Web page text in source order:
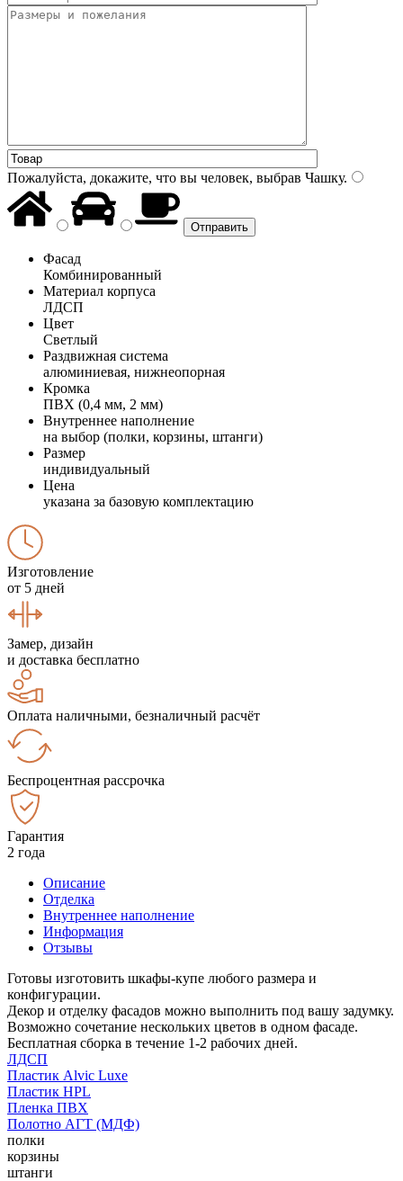
Пожалуйста, докажите, что вы человек, выбрав Чашку.
Фасад
Комбинированный
Материал корпуса
ЛДСП
Цвет
Светлый
Раздвижная система
алюминиевая, нижнеопорная
Кромка
ПВХ (0,4 мм, 2 мм)
Внутреннее наполнение
на выбор (полки, корзины, штанги)
Размер
индивидуальный
Цена
указана за базовую комплектацию
Изготовление
от 5 дней
Замер, дизайн
и доставка бесплатно
Оплата наличными, безналичный расчёт
Беспроцентная рассрочка
Гарантия
2 года
Описание
Отделка
Внутреннее наполнение
Информация
Отзывы
Готовы изготовить шкафы-купе любого размера и
конфигурации.
Декор и отделку фасадов можно выполнить под вашу задумку.
Возможно сочетание нескольких цветов в одном фасаде.
Бесплатная сборка в течение 1-2 рабочих дней.
ЛДСП
Пластик Alvic Luxe
Пластик HPL
Пленка ПВХ
Полотно АГТ (МДФ)
полки
корзины
штанги